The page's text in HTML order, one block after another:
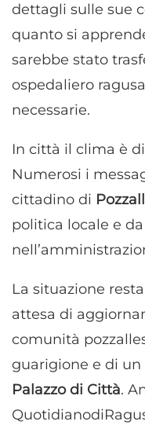
dettagli sulle sue
quanto si
sarebbe stato
ospedaliero
necessarie.
In città il clima è
Numerosi i
cittadino di
politica locale e
La situazione
attesa di
comunità
guarigione e di
Palazzo di Città.